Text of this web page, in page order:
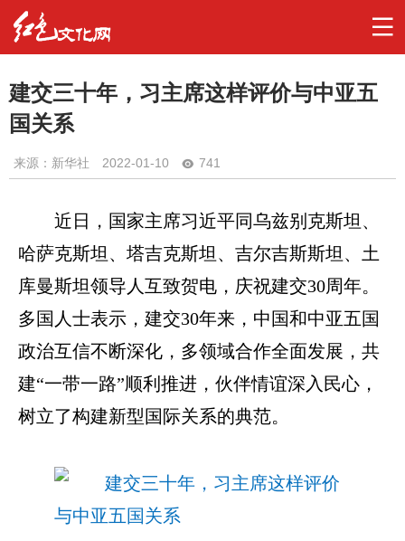
建交三十年，习主席这样评价与中亚五
国关系
来源：新华社 2022-01-10 741
近日，国家主席习近平同乌兹别克斯坦、
哈萨克斯坦、塔吉克斯坦、吉尔吉斯斯坦、土
库曼斯坦领导人互致贺电，庆祝建交30周年。
多国人士表示，建交30年来，中国和中亚五国
政治互信不断深化，多领域合作全面发展，共
建“一带一路”顺利推进，伙伴情谊深入民心，
树立了构建新型国际关系的典范。